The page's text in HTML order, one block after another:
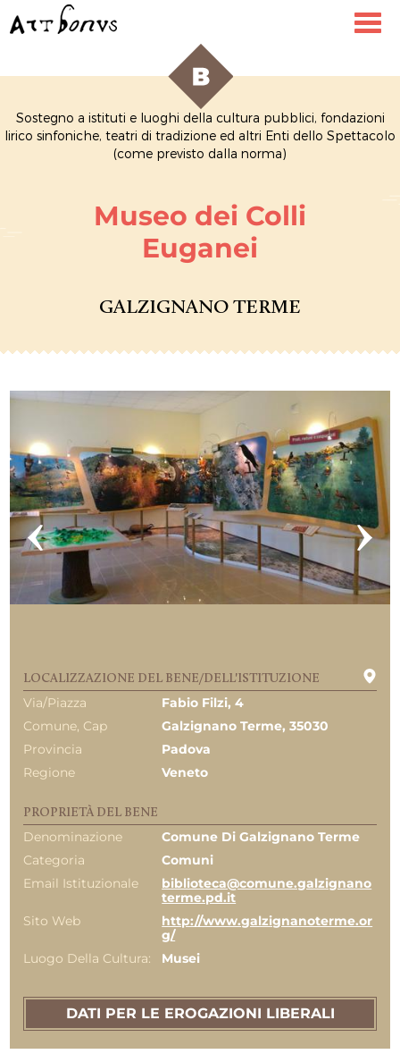
Sostegno a istituti e luoghi della cultura pubblici, fondazioni
lirico sinfoniche, teatri di tradizione ed altri Enti dello Spettacolo
(come previsto dalla norma)
Museo dei Colli
Euganei
GALZIGNANO TERME
LOCALIZZAZIONE DEL BENE/DELL'ISTITUZIONE
Via/Piazza
Fabio Filzi, 4
Comune, Cap
Galzignano Terme, 35030
Provincia
Padova
Regione
Veneto
PROPRIETÀ DEL BENE
Denominazione
Comune Di Galzignano Terme
Categoria
Comuni
Email Istituzionale
biblioteca@comune.galzignano
terme.pd.it
Sito Web
http://www.galzignanoterme.or
g/
Luogo Della Cultura:
Musei
DATI PER LE EROGAZIONI LIBERALI